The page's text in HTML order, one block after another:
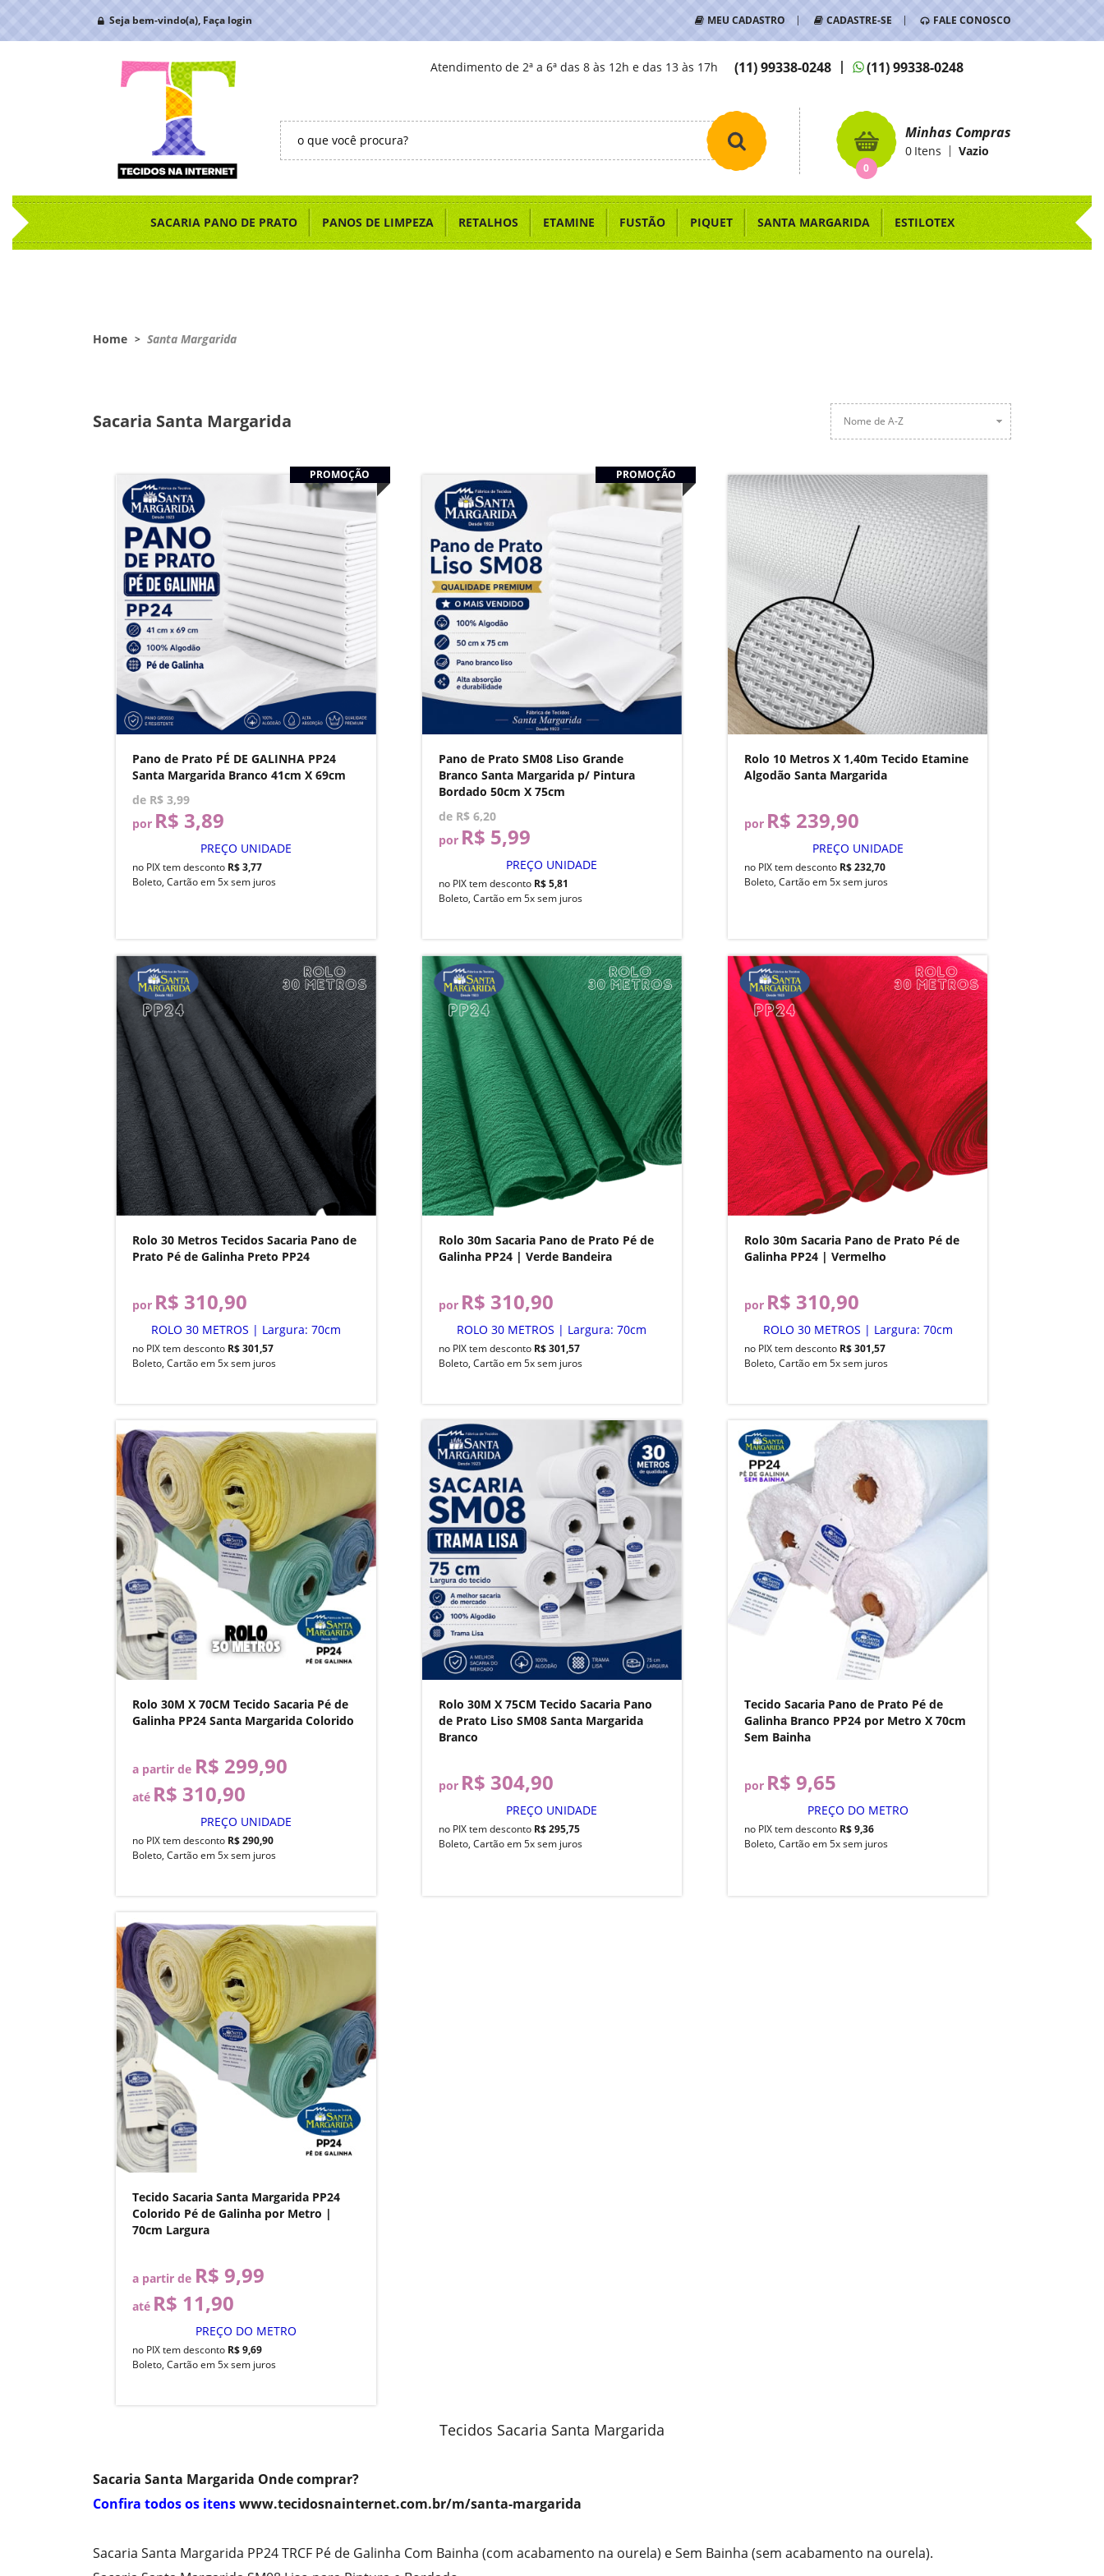
Seja bem-vindo(a), Faça login MEU CADASTRO CADASTRE-SE FALE CONOSCO
(11)99338-0248 (11)99338-0248
Atendimento de 2ª a 6ª das 8 às 12h e das 13 às 17h
0
Minhas Compras
Itens
0 Vazio
SACARIA PANO DE PRATO PANOS DE LIMPEZA RETALHOS ETAMINE FUSTÃO PIQUET SANTA MARGARIDA ESTILOTEX
Home Santa Margarida
Sacaria Santa Margarida Nome de A-Z
PROMOÇÃO
Pano de Prato PÉ DE GALINHA PP24
Santa Margarida Branco 41cm X 69cm
de R$ 3,99
por R$ 3,89
PREÇO UNIDADE
no PIX tem desconto R$ 3,77
Boleto, Cartão em 5x sem juros
PROMOÇÃO
Pano de Prato SM08 Liso Grande
Branco Santa Margarida p/ Pintura
Bordado 50cm X 75cm
de R$ 6,20
por R$ 5,99
PREÇO UNIDADE
no PIX tem desconto R$ 5,81
Boleto, Cartão em 5x sem juros
Rolo 10 Metros X 1,40m Tecido Etamine
Algodão Santa Margarida
por R$ 239,90
PREÇO UNIDADE
no PIX tem desconto R$ 232,70
Boleto, Cartão em 5x sem juros
Rolo 30 Metros Tecidos Sacaria Pano de
Prato Pé de Galinha Preto PP24
por R$ 310,90
ROLO 30 METROS | Largura: 70cm
no PIX tem desconto R$ 301,57
Boleto, Cartão em 5x sem juros
Rolo 30m Sacaria Pano de Prato Pé de
Galinha PP24 | Verde Bandeira
por R$ 310,90
ROLO 30 METROS | Largura: 70cm
no PIX tem desconto R$ 301,57
Boleto, Cartão em 5x sem juros
Rolo 30m Sacaria Pano de Prato Pé de
Galinha PP24 | Vermelho
por R$ 310,90
ROLO 30 METROS | Largura: 70cm
no PIX tem desconto R$ 301,57
Boleto, Cartão em 5x sem juros
Rolo 30M X 70CM Tecido Sacaria Pé de
Galinha PP24 Santa Margarida Colorido
a partir de R$ 299,90
até R$ 310,90
PREÇO UNIDADE
no PIX tem desconto R$ 290,90
Boleto, Cartão em 5x sem juros
Rolo 30M X 75CM Tecido Sacaria Pano
de Prato Liso SM08 Santa Margarida
Branco
por R$ 304,90
PREÇO UNIDADE
no PIX tem desconto R$ 295,75
Boleto, Cartão em 5x sem juros
Tecido Sacaria Pano de Prato Pé de
Galinha Branco PP24 por Metro X 70cm
Sem Bainha
por R$ 9,65
PREÇO DO METRO
no PIX tem desconto R$ 9,36
Boleto, Cartão em 5x sem juros
Tecido Sacaria Santa Margarida PP24
Colorido Pé de Galinha por Metro |
70cm Largura
a partir de R$ 9,99
até R$ 11,90
PREÇO DO METRO
no PIX tem desconto R$ 9,69
Boleto, Cartão em 5x sem juros
Tecidos Sacaria Santa Margarida
Sacaria Santa Margarida Onde comprar?
Confira todos os itenswww.tecidosnainternet.com.br/m/santa-margarida
Sacaria Santa Margarida PP24 TRCF Pé de Galinha Com Bainha (com acabamento na ourela) e Sem Bainha (sem acabamento na ourela).